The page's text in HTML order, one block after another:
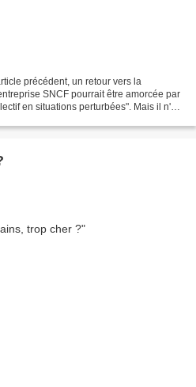
précédent, un retour vers la
SNCF pourrait être amorcée par
en situations perturbées". Mais il n'est